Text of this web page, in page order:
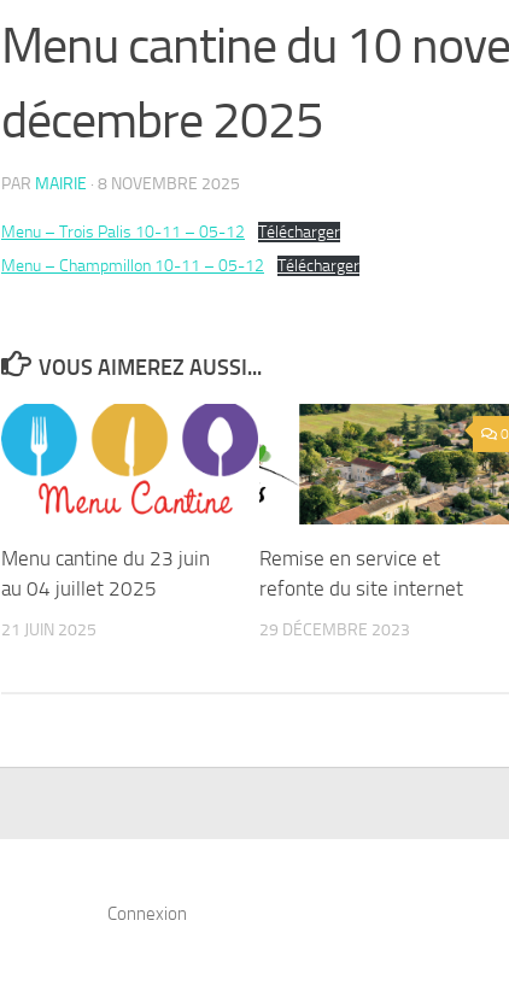
Menu cantine du 10
décembre 2025
PAR MAIRIE · 8 NOVEMBRE 2025
Menu – Trois Palis 10-11 – 05-12
Télécharger
Menu – Champmillon 10-11 – 05-12
Télécharger
VOUS AIMEREZ AUSSI...
Menu cantine du 23 juin
au 04 juillet 2025
21 JUIN 2025
0
Remise en service et
refonte du site internet
29 DÉCEMBRE 2023
Connexion